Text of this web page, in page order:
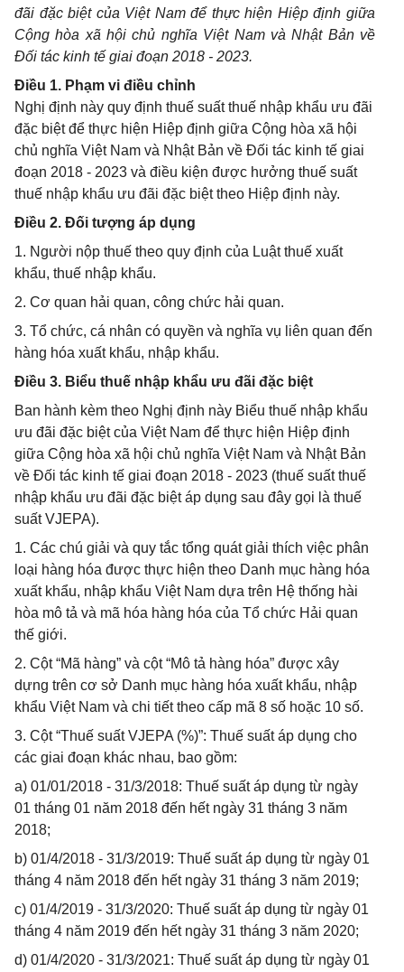
đãi đặc biệt của Việt Nam để thực hiện Hiệp định giữa
Cộng hòa xã hội chủ nghĩa Việt Nam và Nhật Bản về
Đối tác kinh tế giai đoạn 2018 - 2023.
Điều 1. Phạm vi điều chỉnh
Nghị định này quy định thuế suất thuế nhập khẩu ưu đãi
đặc biệt để thực hiện Hiệp định giữa Cộng hòa xã hội
chủ nghĩa Việt Nam và Nhật Bản về Đối tác kinh tế giai
đoạn 2018 - 2023 và điều kiện được hưởng thuế suất
thuế nhập khẩu ưu đãi đặc biệt theo Hiệp định này.
Điều 2. Đối tượng áp dụng
1. Người nộp thuế theo quy định của Luật thuế xuất
khẩu, thuế nhập khẩu.
2. Cơ quan hải quan, công chức hải quan.
3. Tổ chức, cá nhân có quyền và nghĩa vụ liên quan đến
hàng hóa xuất khẩu, nhập khẩu.
Điều 3. Biểu thuế nhập khẩu ưu đãi đặc biệt
Ban hành kèm theo Nghị định này Biểu thuế nhập khẩu
ưu đãi đặc biệt của Việt Nam để thực hiện Hiệp định
giữa Cộng hòa xã hội chủ nghĩa Việt Nam và Nhật Bản
về Đối tác kinh tế giai đoạn 2018 - 2023 (thuế suất thuế
nhập khẩu ưu đãi đặc biệt áp dụng sau đây gọi là thuế
suất VJEPA).
1. Các chú giải và quy tắc tổng quát giải thích việc phân
loại hàng hóa được thực hiện theo Danh mục hàng hóa
xuất khẩu, nhập khẩu Việt Nam dựa trên Hệ thống hài
hòa mô tả và mã hóa hàng hóa của Tổ chức Hải quan
thế giới.
2. Cột “Mã hàng” và cột “Mô tả hàng hóa” được xây
dựng trên cơ sở Danh mục hàng hóa xuất khẩu, nhập
khẩu Việt Nam và chi tiết theo cấp mã 8 số hoặc 10 số.
3. Cột “Thuế suất VJEPA (%)”: Thuế suất áp dụng cho
các giai đoạn khác nhau, bao gồm:
a) 01/01/2018 - 31/3/2018: Thuế suất áp dụng từ ngày
01 tháng 01 năm 2018 đến hết ngày 31 tháng 3 năm
2018;
b) 01/4/2018 - 31/3/2019: Thuế suất áp dụng từ ngày 01
tháng 4 năm 2018 đến hết ngày 31 tháng 3 năm 2019;
c) 01/4/2019 - 31/3/2020: Thuế suất áp dụng từ ngày 01
tháng 4 năm 2019 đến hết ngày 31 tháng 3 năm 2020;
d) 01/4/2020 - 31/3/2021: Thuế suất áp dụng từ ngày 01